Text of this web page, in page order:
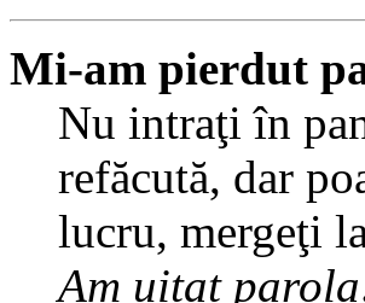
Mi-am pierdut
Nu intraţi în
refăcută, dar
lucru, mergeţi
Am uitat parola